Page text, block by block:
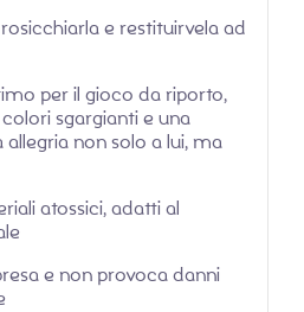
e restituirvela ad
per il gioco da riporto,
sgargianti e una
non solo a lui, ma
atossici, adatti al
e non provoca danni